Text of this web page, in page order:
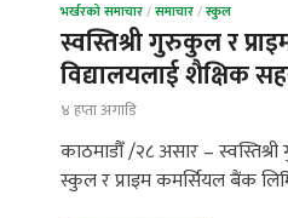
भर्खरको समाचार/समाचार/स्कुल
स्वस्तिश्री गुरुकुल र
विद्यालयलाई शैक्षिक
४ हप्ता अगाडि
काठमाडौँ /२८ असार –
स्कुल र प्राइम कमर्सियल बैंक